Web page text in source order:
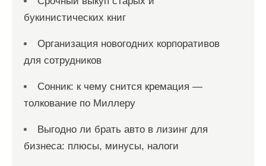
букинистических книг
Организация новогодних корпоративов
для сотрудников
Сонник: к чему снится кремация —
толкование по Миллеру
Выгодно ли брать авто в лизинг для
бизнеса: плюсы, минусы, налоги